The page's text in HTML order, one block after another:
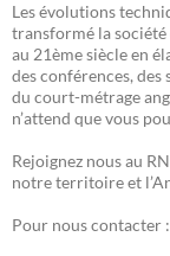
Les évolutions
transformé la société
au 21ème siècle en
des conférences, des
du court-métrage
n’attend que vous
Rejoignez nous au
notre territoire et
Pour nous contacter :